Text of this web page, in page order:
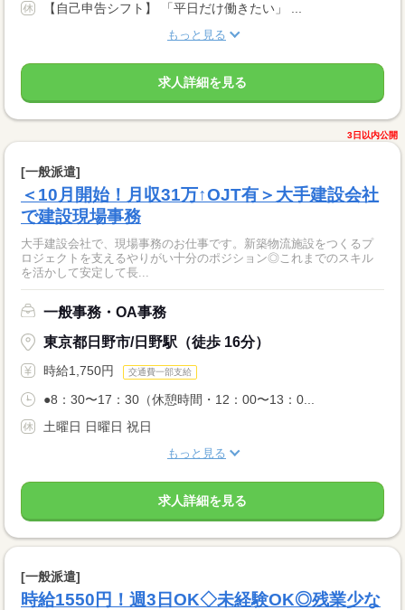
【自己申告シフト】 「平日だけ働きたい」 ...
もっと見る
求人詳細を見る
3日以内公開
[一般派遣]
＜10月開始！月収31万↑OJT有＞大手建設会社
で建設現場事務
大手建設会社で、現場事務のお仕事です。新築物流施設をつくるプ
ロジェクトを支えるやりがい十分のポジション◎これまでのスキル
を活かして安定して長...
一般事務・OA事務
東京都日野市/日野駅（徒歩 16分）
時給1,750円 交通費一部支給
●8：30〜17：30（休憩時間・12：00〜13：0...
土曜日 日曜日 祝日
もっと見る
求人詳細を見る
[一般派遣]
時給1550円！週3日OK◇未経験OK◎残業少な